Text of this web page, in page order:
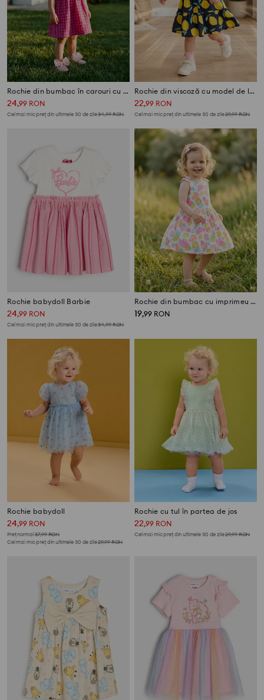
Rochie din bumbac în carouri cu funde decorative
24,99 RON
Cel mai mic preț din ultimele 30 de zile34,99RON
Rochie din viscoză cu model de lămâi
22,99 RON
Cel mai mic preț din ultimele 30 de zile29,99RON
Rochie babydoll Barbie
24,99 RON
Cel mai mic preț din ultimele 30 de zile34,99RON
Rochie din bumbac cu imprimeu fructat
19,99 RON
Rochie babydoll
24,99 RON
Preț normal37,99RON
Cel mai mic preț din ultimele 30 de zile29,99RON
Rochie cu tul în partea de jos
22,99 RON
Cel mai mic preț din ultimele 30 de zile29,99RON